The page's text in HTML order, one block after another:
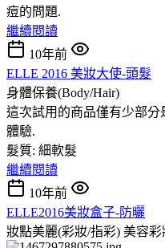
痘的問題.
繼續閱讀
10年前
ELLE 2016 美妝大使-頭髮
身體保養(Body/Hair)
這次試用的商品僅有少部
體驗.
髮質: 細軟髮
繼續閱讀
10年前
ELLE2016美妝盒子-防曬
妝點美麗(彩妝/指彩) 美容彩